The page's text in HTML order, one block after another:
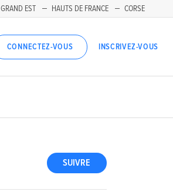
GRAND EST HAUTS DE FRANCE CORSE
CONNECTEZ-VOUS INSCRIVEZ-VOUS
SUIVRE